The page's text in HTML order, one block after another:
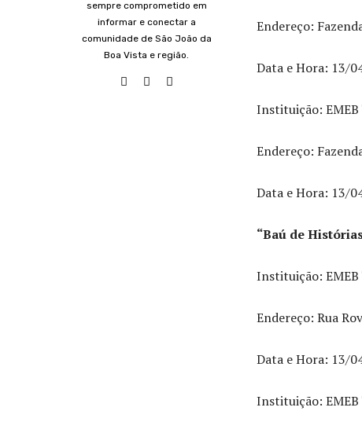
sempre comprometido em
informar e conectar a
comunidade de São João da
Boa Vista e região.
Endereço:
Data e Hora: 13/
Instituição: EMEB
Endereço:
Data e Hora: 13/
“Baú de
Instituição: EMEB
Endereço: Rua
Data e Hora: 13/
Instituição: EMEB